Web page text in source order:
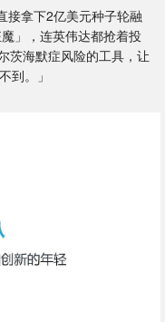
拿下2亿美元种子轮融
」，连英伟达都抢着投
茨海默症风险的工具，让
到。」